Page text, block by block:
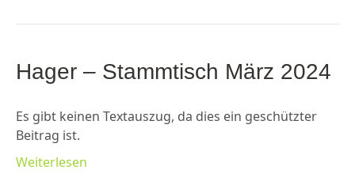
Hager – Stammtisch März 2024
Es gibt keinen Textauszug, da dies ein geschützter
Beitrag ist.
Weiterlesen